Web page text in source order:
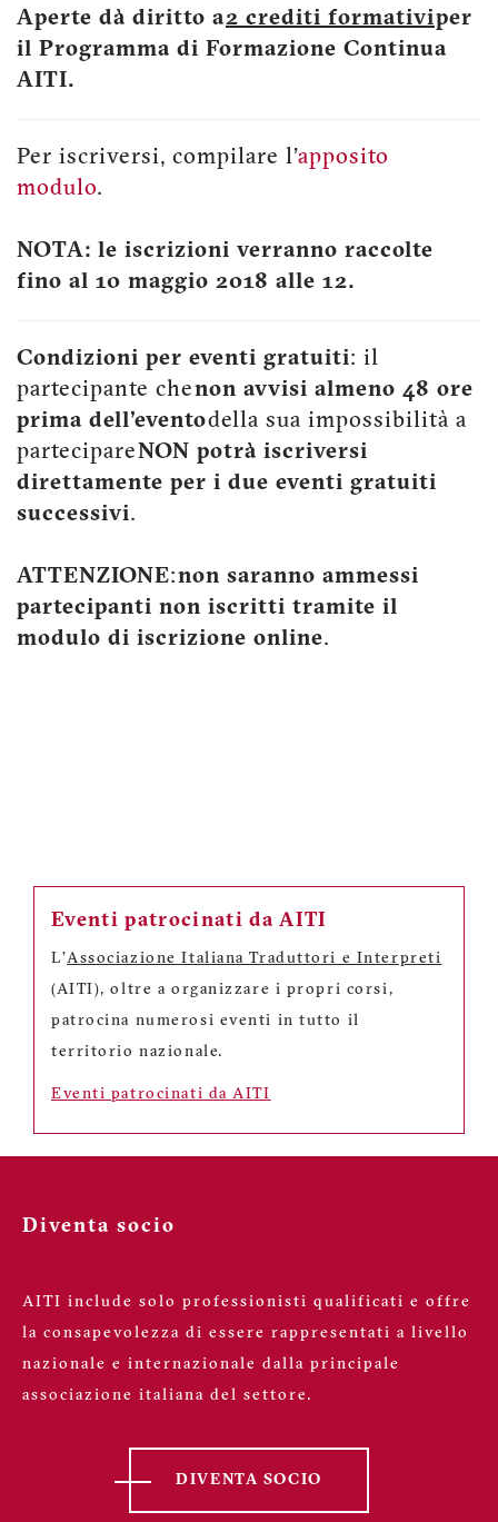
Aperte dà diritto a2 crediti formativiper
il Programma di Formazione Continua
AITI.
Per iscriversi, compilare l'apposito
modulo.
NOTA: le iscrizioni verranno raccolte
fino al 10 maggio 2018 alle 12.
Condizioni per eventi gratuiti: il
partecipante chenon avvisi almeno 48 ore
prima dell'eventodella sua impossibilità a
partecipareNON potrà iscriversi
direttamente per i due eventi gratuiti
successivi.
ATTENZIONE:non saranno ammessi
partecipanti non iscritti tramite il
modulo di iscrizione online.
Eventi patrocinati da AITI
L'Associazione Italiana Traduttori e Interpreti
(AITI), oltre a organizzare i propri corsi,
patrocina numerosi eventi in tutto il
territorio nazionale.
Eventi patrocinati da AITI
Diventa socio
AITI include solo professionisti qualificati e offre
la consapevolezza di essere rappresentati a livello
nazionale e internazionale dalla principale
associazione italiana del settore.
DIVENTA SOCIO